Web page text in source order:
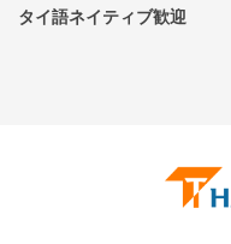
タイ語ネイティブ歓迎